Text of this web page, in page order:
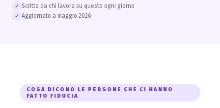
✓ Scritto da chi lavora su questo ogni giorno
✓ Aggiornato a maggio 2026
COSA DICONO LE PERSONE CHE CI HANNO
FATTO FIDUCIA